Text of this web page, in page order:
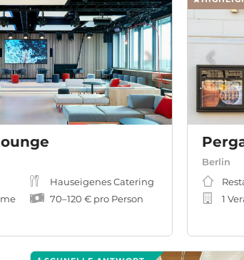
Hauseigenes Catering
70–120 € pro Person
Berlin
1